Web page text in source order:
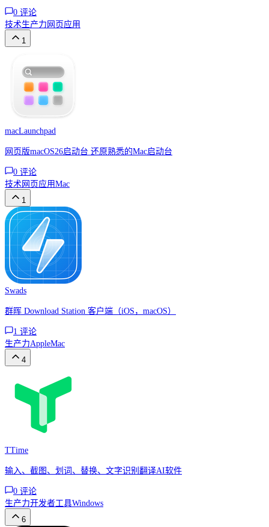
0 评论
技术生产力 网页应用
1
macLaunchpad
网页版macOS26启动台 还原熟悉的Mac启动台
0 评论
技术网页应用Mac
1
Swads
群晖 Download Station 客户端（iOS，macOS）
1 评论
生产力AppleMac
4
TTime
输入、截图、划词、替换、文字识别翻译AI软件
0 评论
生产力开发者工具Windows
6